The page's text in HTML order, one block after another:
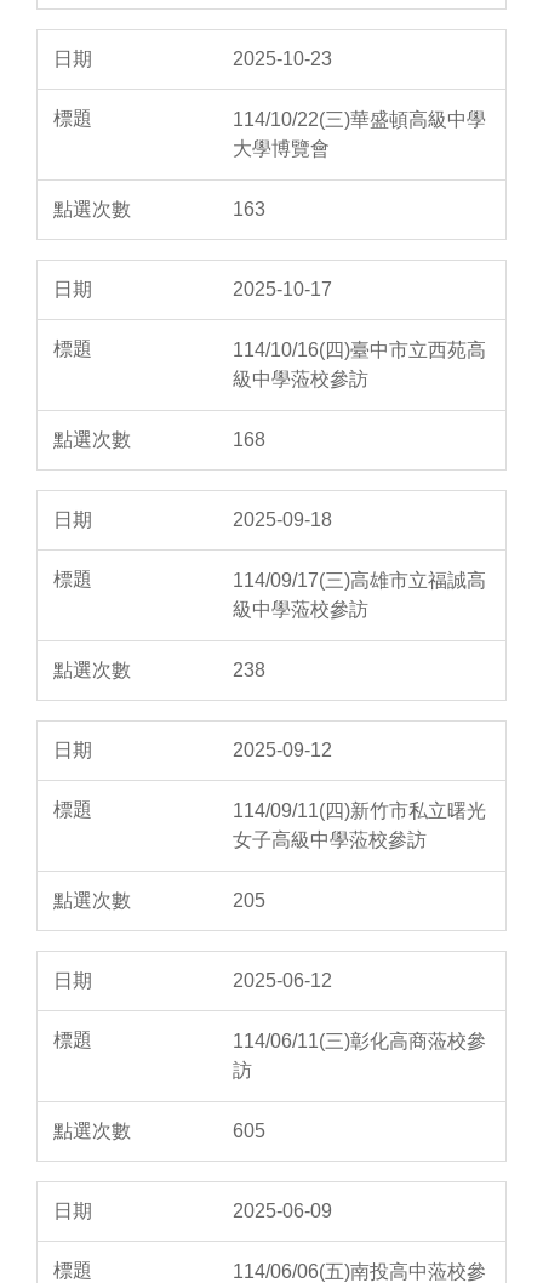
2025-10-23
114/10/22(三)華盛頓高級中學
大學博覽會
163
2025-10-17
114/10/16(四)臺中市立西苑高
級中學蒞校參訪
168
2025-09-18
114/09/17(三)高雄市立福誠高
級中學蒞校參訪
238
2025-09-12
114/09/11(四)新竹市私立曙光
女子高級中學蒞校參訪
205
2025-06-12
114/06/11(三)彰化高商蒞校參
訪
605
2025-06-09
114/06/06(五)南投高中蒞校參